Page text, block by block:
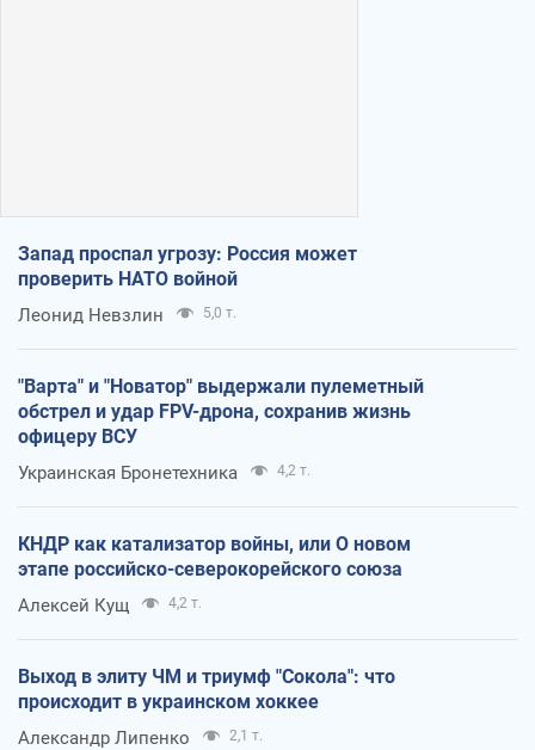
Запад проспал угрозу: Россия может
проверить НАТО войной
Леонид Невзлин 5,0 т.
"Варта" и "Новатор" выдержали пулеметный
обстрел и удар FPV-дрона, сохранив жизнь
офицеру ВСУ
Украинская Бронетехника 4,2 т.
КНДР как катализатор войны, или О новом
этапе российско-северокорейского союза
Алексей Кущ 4,2 т.
Выход в элиту ЧМ и триумф "Сокола": что
происходит в украинском хоккее
Александр Липенко 2,1 т.